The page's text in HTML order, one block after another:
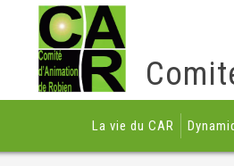
La vie du CAR